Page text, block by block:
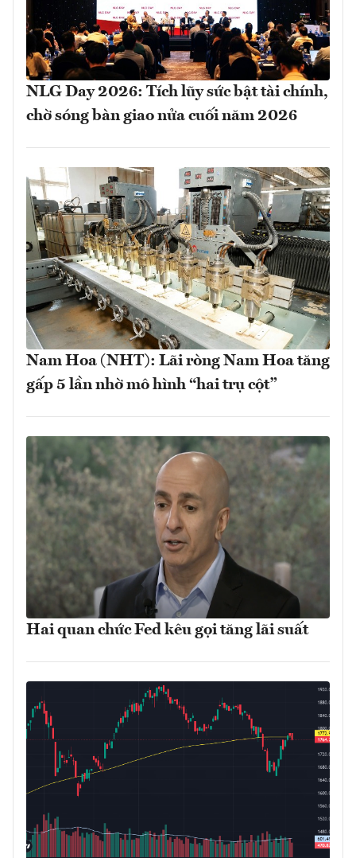
NLG Day 2026: Tích lũy sức bật tài chính,
chờ sóng bàn giao nửa cuối năm 2026
Nam Hoa (NHT): Lãi ròng Nam Hoa tăng
gấp 5 lần nhờ mô hình “hai trụ cột”
Hai quan chức Fed kêu gọi tăng lãi suất